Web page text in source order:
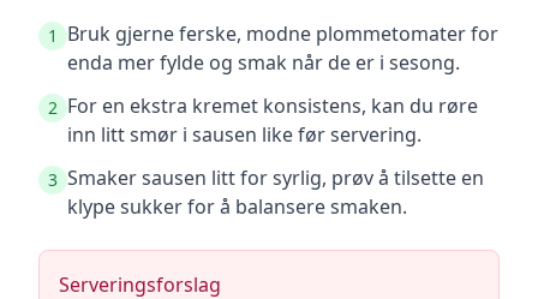
1
Bruk gjerne ferske, modne plommetomater for
enda mer fylde og smak når de er i sesong.
2 For en ekstra kremet konsistens, kan du røre
inn litt smør i sausen like før servering.
3 Smaker sausen litt for syrlig, prøv å tilsette en
klype sukker for å balansere smaken.
Serveringsforslag